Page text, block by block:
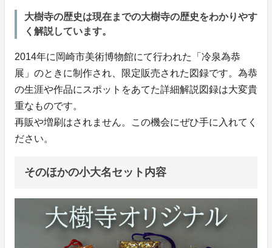
大樹寺の歴史は現在までの大樹寺の歴史をわかりやす
く解説しています。
2014年に岡崎市美術博物館にて行われた「冷泉為恭
展」のときに制作され、限定販売された図録です。為恭
の生涯や作品にスポットをあてた詳細解説図録は大変貴
重なものです。
再販や増刷はされません。この機会にぜひ手に入れてく
ださい。
そのほかの小大名セット内容